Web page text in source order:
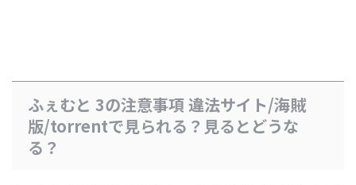
ふぇむと 3の注意事項 違法サイト/海賊
版/torrentで見られる？見るとどうな
る？